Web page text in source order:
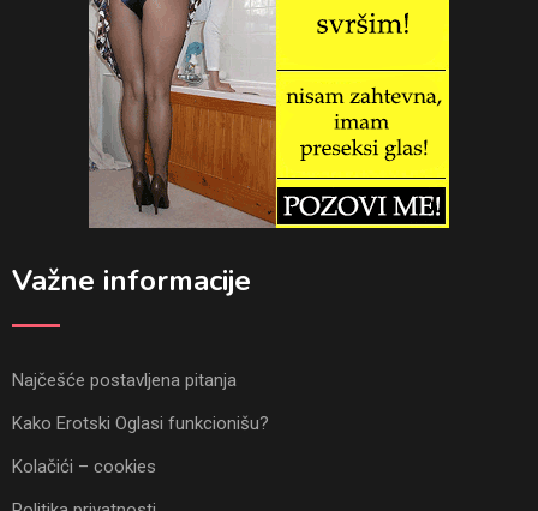
Važne informacije
Najčešće postavljena pitanja
Kako Erotski Oglasi funkcionišu?
Kolačići – cookies